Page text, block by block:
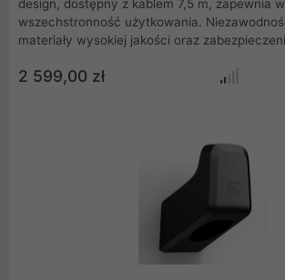
design, dostępny z kablem 7,5 m, zapewnia
wszechstronność użytkowania.
materiały wysokiej jakości oraz
łącznością Bluetooth i WiFi.
2 599,00 zł